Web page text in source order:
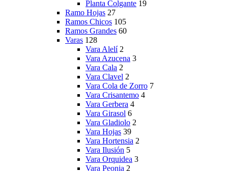
Planta Colgante 19
Ramo Hojas 27
Ramos Chicos 105
Ramos Grandes 60
Varas 128
Vara Alelí 2
Vara Azucena 3
Vara Cala 2
Vara Clavel 2
Vara Cola de Zorro 7
Vara Crisantemo 4
Vara Gerbera 4
Vara Girasol 6
Vara Gladiolo 2
Vara Hojas 39
Vara Hortensia 2
Vara Ilusión 5
Vara Orquidea 3
Vara Peonia 2